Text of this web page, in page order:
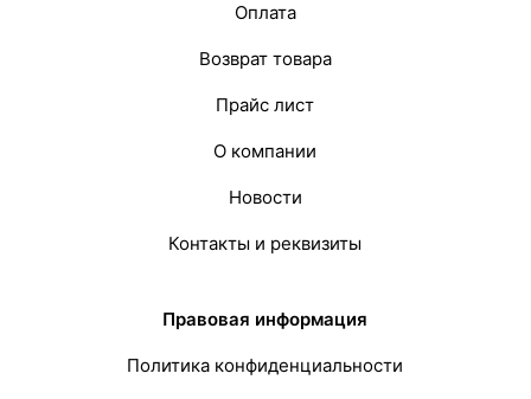
Оплата
Возврат товара
Прайс лист
О компании
Новости
Контакты и реквизиты
Правовая информация
Политика конфиденциальности